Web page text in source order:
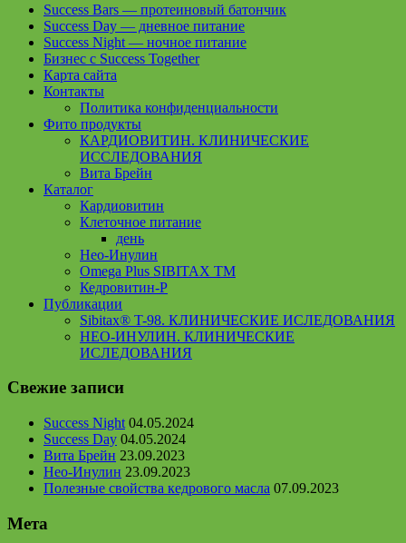
Success Bars — протеиновый батончик
Success Day — дневное питание
Success Night — ночное питание
Бизнес с Success Together
Карта сайта
Контакты
Политика конфиденциальности
Фито продукты
КАРДИОВИТИН. КЛИНИЧЕСКИЕ
ИССЛЕДОВАНИЯ
Вита Брейн
Каталог
Кардиовитин
Клеточное питание
день
Нео-Инулин
Omega Plus SIBITAX TM
Кедровитин-P
Публикации
Sibitax® T-98. КЛИНИЧЕСКИЕ ИСЛЕДОВАНИЯ
НЕО-ИНУЛИН. КЛИНИЧЕСКИЕ
ИСЛЕДОВАНИЯ
Свежие записи
Success Night 04.05.2024
Success Day 04.05.2024
Вита Брейн 23.09.2023
Нео-Инулин 23.09.2023
Полезные свойства кедрового масла 07.09.2023
Мета